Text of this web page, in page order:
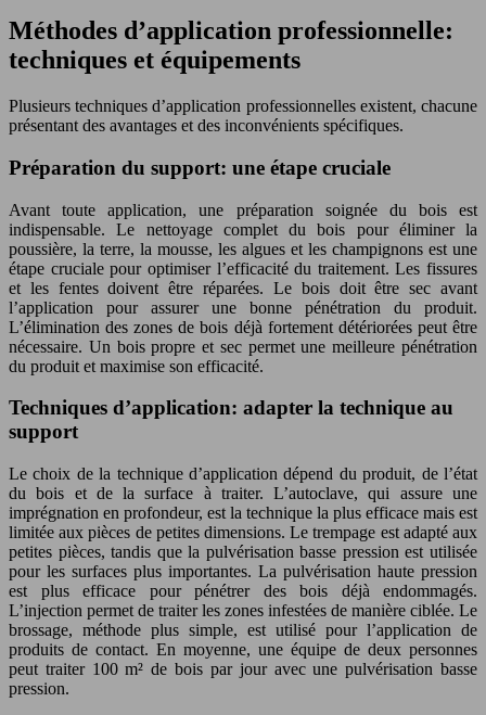
Méthodes d’application professionnelle:
techniques et équipements
Plusieurs techniques d’application professionnelles existent, chacune
présentant des avantages et des inconvénients spécifiques.
Préparation du support: une étape cruciale
Avant toute application, une préparation soignée du bois est
indispensable. Le nettoyage complet du bois pour éliminer la
poussière, la terre, la mousse, les algues et les champignons est une
étape cruciale pour optimiser l’efficacité du traitement. Les fissures
et les fentes doivent être réparées. Le bois doit être sec avant
l’application pour assurer une bonne pénétration du produit.
L’élimination des zones de bois déjà fortement détériorées peut être
nécessaire. Un bois propre et sec permet une meilleure pénétration
du produit et maximise son efficacité.
Techniques d’application: adapter la technique au
support
Le choix de la technique d’application dépend du produit, de l’état
du bois et de la surface à traiter. L’autoclave, qui assure une
imprégnation en profondeur, est la technique la plus efficace mais est
limitée aux pièces de petites dimensions. Le trempage est adapté aux
petites pièces, tandis que la pulvérisation basse pression est utilisée
pour les surfaces plus importantes. La pulvérisation haute pression
est plus efficace pour pénétrer des bois déjà endommagés.
L’injection permet de traiter les zones infestées de manière ciblée. Le
brossage, méthode plus simple, est utilisé pour l’application de
produits de contact. En moyenne, une équipe de deux personnes
peut traiter 100 m² de bois par jour avec une pulvérisation basse
pression.